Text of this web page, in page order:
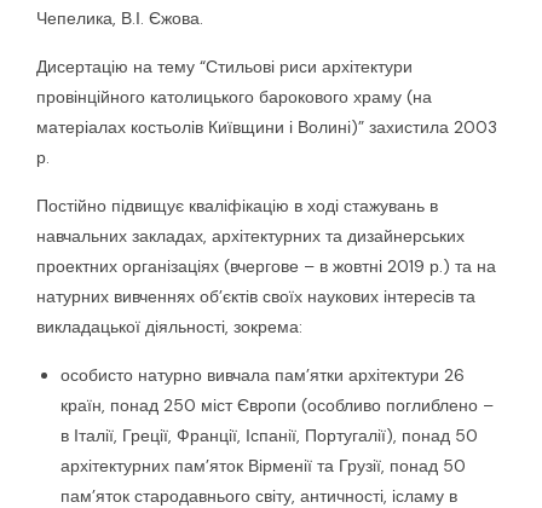
Чепелика, В.І. Єжова.
Дисертацію на тему “Стильові риси архітектури
провінційного католицького барокового храму (на
матеріалах костьолів Київщини і Волині)” захистила 2003
р.
Постійно підвищує кваліфікацію в ході стажувань в
навчальних закладах, архітектурних та дизайнерських
проектних організаціях (вчергове – в жовтні 2019 р.) та на
натурних вивченнях об’єктів своїх наукових інтересів та
викладацької діяльності, зокрема:
особисто натурно вивчала пам’ятки архітектури 26
країн, понад 250 міст Європи (особливо поглиблено –
в Італії, Греції, Франції, Іспанії, Португалії), понад 50
архітектурних пам’яток Вірменії та Грузії, понад 50
пам’яток стародавнього світу, античності, ісламу в